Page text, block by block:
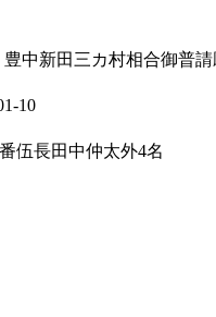
中新田三カ村相合御普請
10
伍長田中仲太外4名